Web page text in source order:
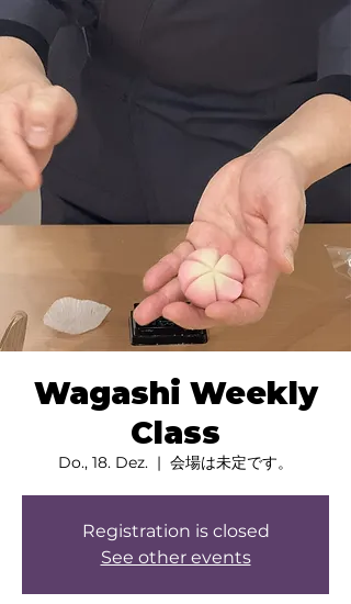
Wagashi Weekly
Class
Do., 18. Dez.
  |
会場は未定です。
Registration is closed
See other events